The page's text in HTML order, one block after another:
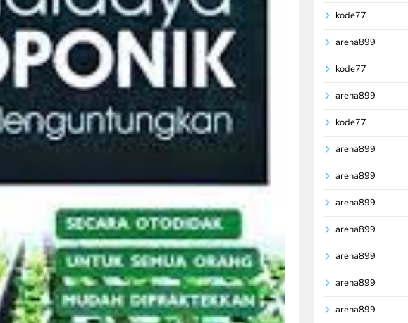
kode77
arena899
kode77
arena899
kode77
arena899
arena899
arena899
arena899
arena899
arena899
arena899